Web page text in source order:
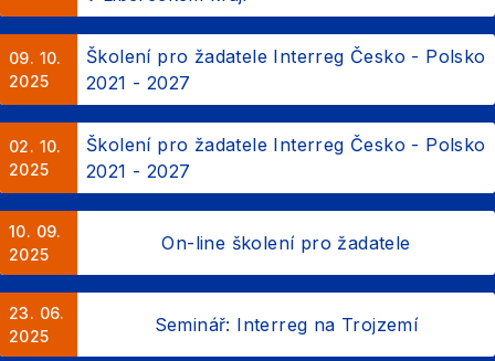
09. 10.
2025
Školení pro žadatele Interreg Česko - Polsko
2021 - 2027
02. 10.
2025
Školení pro žadatele Interreg Česko - Polsko
2021 - 2027
10. 09.
2025
On-line školení pro žadatele
23. 06.
2025
Seminář: Interreg na Trojzemí